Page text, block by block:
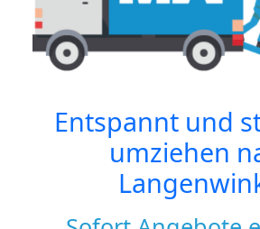
Entspannt und
umziehen